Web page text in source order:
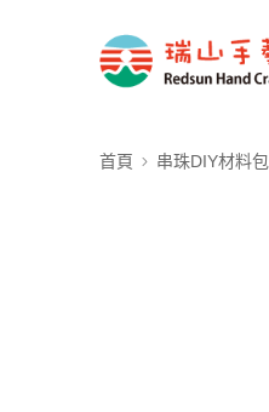
首頁 串珠DIY材料包